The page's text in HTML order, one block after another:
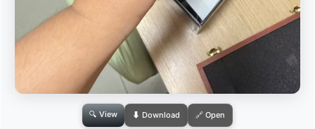
🔍 View ⬇ Download 🔗 Open